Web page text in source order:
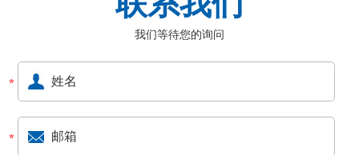
我们等待您的询问